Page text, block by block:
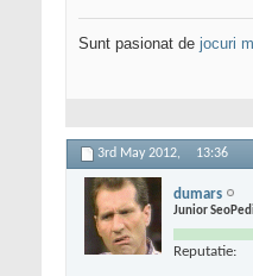
Sunt pasionat de jocuri
3rd May 2012, 13:36
dumars
Junior
Reputatie: